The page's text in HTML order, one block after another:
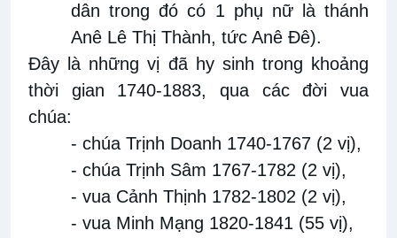
dân trong đó có 1 phụ nữ là thánh
Anê Lê Thị Thành, tức Anê Đê).
Đây là những vị đã hy sinh trong khoảng
thời gian 1740-1883, qua các đời vua
chúa:
- chúa Trịnh Doanh 1740-1767 (2 vị),
- chúa Trịnh Sâm 1767-1782 (2 vị),
- vua Cảnh Thịnh 1782-1802 (2 vị),
- vua Minh Mạng 1820-1841 (55 vị),